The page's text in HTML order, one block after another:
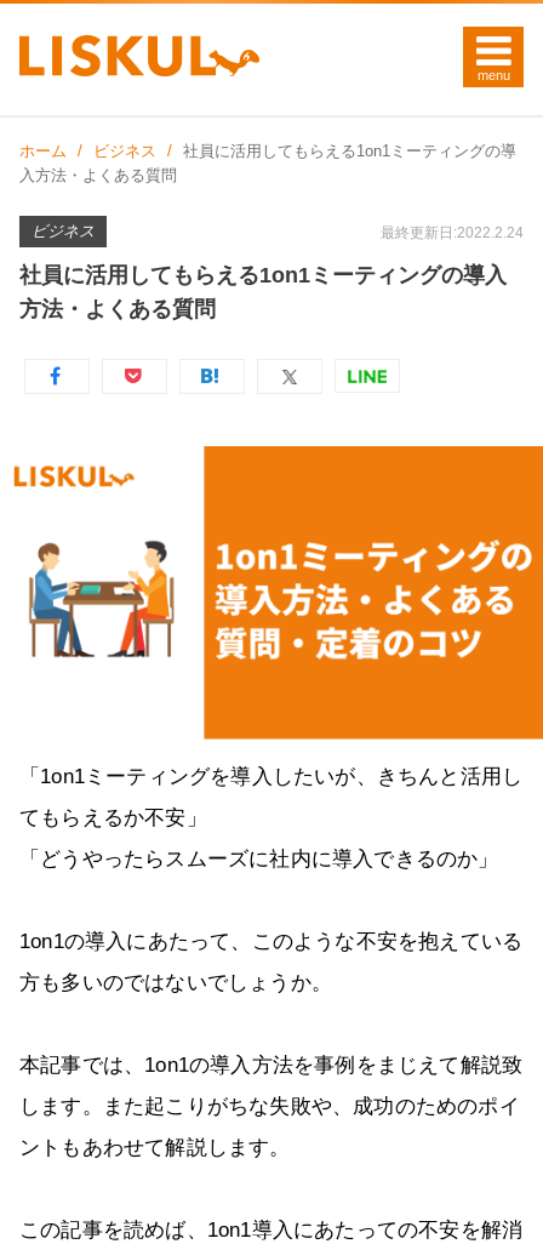
ホーム ビジネス
社員に活用してもらえる1on1ミーティングの導
入方法・よくある質問
ビジネス 最終更新日:2022.2.24
社員に活用してもらえる1on1ミーティングの導入
方法・よくある質問
「1on1ミーティングを導入したいが、きちんと活用し
てもらえるか不安」
「どうやったらスムーズに社内に導入できるのか」
1on1の導入にあたって、このような不安を抱えている
方も多いのではないでしょうか。
本記事では、1on1の導入方法を事例をまじえて解説致
します。また起こりがちな失敗や、成功のためのポイ
ントもあわせて解説します。
この記事を読めば、1on1導入にあたっての不安を解消